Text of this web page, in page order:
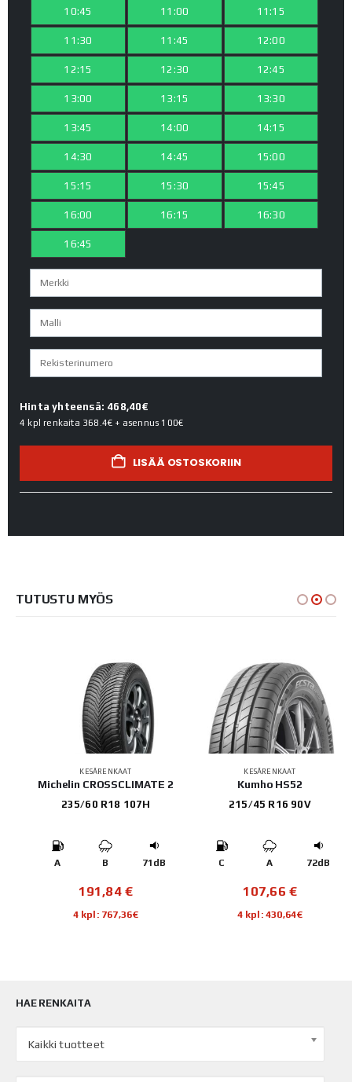
10:45 11:00 11:15
11:30 11:45 12:00
12:15 12:30 12:45
13:00 13:15 13:30
13:45 14:00 14:15
14:30 14:45 15:00
15:15 15:30 15:45
16:00 16:15 16:30
16:45
Hinta yhteensä: 468,40€
4 kpl renkaita 368.4€ + asennus 100€
LISÄÄ OSTOSKORIIN
TUTUSTU MYÖS
KESÄRENKAAT
Michelin CROSSCLIMATE 2
235/60 R18 107H
A B 71dB
191,84€
4 kpl: 767,36€
KESÄRENKAAT
Kumho HS52
215/45 R16 90V
C A 72dB
107,66€
4 kpl: 430,64€
HAE RENKAITA
Kaikki tuotteet